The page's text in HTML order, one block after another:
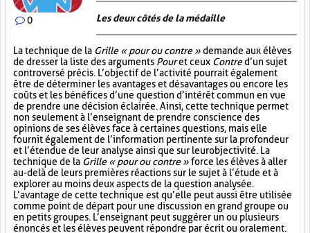
0 Les deux côtés de la médaille
La technique de la Grille « pour ou contre »demande aux élèves
de dresser la liste des arguments Pouret ceux Contred’un sujet
controversé précis. L’objectif de l’activité pourrait également
être de déterminer les avantages et désavantages ou encore les
coûts et les bénéfices d’une question d’intérêt commun en vue
de prendre une décision éclairée. Ainsi, cette technique permet
non seulement à l’enseignant de prendre conscience des
opinions de ses élèves face à certaines questions, mais elle
fournit également de l’information pertinente sur la profondeur
et l’étendue de leur analyse ainsi que sur leur objectivité. La
technique de la Grille « pour ou contre »force les élèves à aller
au-delà de leurs premières réactions sur le sujet à l’étude et à
explorer au moins deux aspects de la question analysée.
L’avantage de cette technique est qu’elle peut aussi être utilisée
comme point de départ pour une discussion en grand groupe ou
en petits groupes. L’enseignant peut suggérer un ou plusieurs
énoncés et les élèves peuvent répondre par écrit ou oralement.